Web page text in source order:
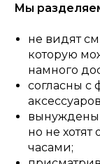
Мы
не видят
которую
намного
согласны с
вынуждены
но не
часами;